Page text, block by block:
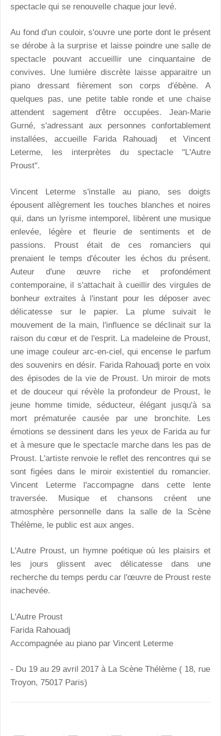
spectacle qui se renouvelle chaque jour levé.
Au fond d'un couloir, s'ouvre une porte dont le présent
se dérobe à la surprise et laisse poindre une salle de
spectacle pouvant accueillir une cinquantaine de
convives. Une lumière discrète laisse apparaitre un
piano dressant fièrement son corps d'ébène. A
quelques pas, une petite table ronde et une chaise
attendent sagement d'être occupées. Jean-Marie
Gurné, s'adressant aux personnes confortablement
installées, accueille Farida Rahouadj et Vincent
Leterme, les interprètes du spectacle "L'Autre
Proust".
Vincent Leterme s'installe au piano, ses doigts
épousent allègrement les touches blanches et noires
qui, dans un lyrisme intemporel, libèrent une musique
enlevée, légère et fleurie de sentiments et de
passions. Proust était de ces romanciers qui
prenaient le temps d'écouter les échos du présent.
Auteur d'une œuvre riche et profondément
contemporaine, il s'attachait à cueillir des virgules de
bonheur extraites à l'instant pour les déposer avec
délicatesse sur le papier. La plume suivait le
mouvement de la main, l'influence se déclinait sur la
raison du cœur et de l'esprit. La madeleine de Proust,
une image couleur arc-en-ciel, qui encense le parfum
des souvenirs en désir. Farida Rahouadj porte en voix
des épisodes de la vie de Proust. Un miroir de mots
et de douceur qui révèle la profondeur de Proust, le
jeune homme timide, séducteur, élégant jusqu'à sa
mort prématurée causée par une bronchite. Les
émotions se dessinent dans les yeux de Farida au fur
et à mesure que le spectacle marche dans les pas de
Proust. L'artiste renvoie le reflet des rencontres qui se
sont figées dans le miroir existentiel du romancier.
Vincent Leterme l'accompagne dans cette lente
traversée. Musique et chansons créent une
atmosphère personnelle dans la salle de la Scène
Thélème, le public est aux anges.
L'Autre Proust, un hymne poétique où les plaisirs et
les jours glissent avec délicatesse dans une
recherche du temps perdu car l'œuvre de Proust reste
inachevée.
L'Autre Proust
Farida Rahouadj
Accompagnée au piano par Vincent Leterme
- Du 19 au 29 avril 2017 à La Scène Thélème ( 18, rue
Troyon, 75017 Paris)